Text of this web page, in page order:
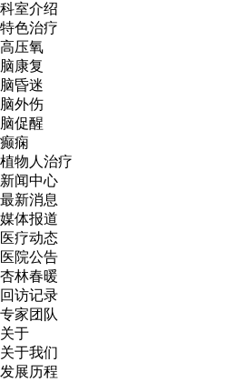
科室介绍
特色治疗
高压氧
脑康复
脑昏迷
脑外伤
脑促醒
癫痫
植物人治疗
新闻中心
最新消息
媒体报道
医疗动态
医院公告
杏林春暖
回访记录
专家团队
关于
关于我们
发展历程